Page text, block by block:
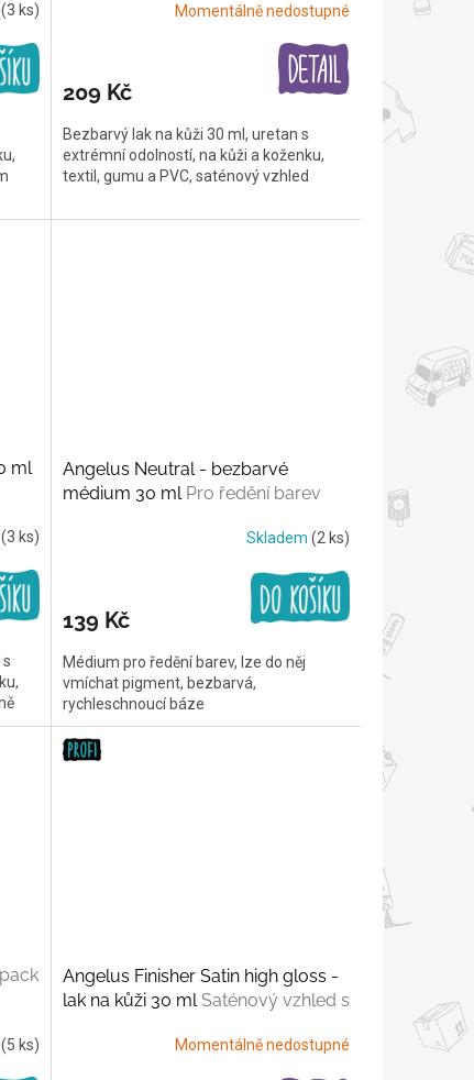
(3 ks) Momentálně nedostupné
209 Kč
Bezbarvý lak na kůži 30 ml, uretan s
extrémní odolností, na kůži a koženku,
textil, gumu a PVC, saténový vzhled
ml
(3 ks)
Angelus Neutral - bezbarvé
médium 30 ml Pro ředění barev
Skladem (2 ks)
139 Kč
Médium pro ředění barev, lze do něj
vmíchat pigment, bezbarvá,
rychleschnoucí báze
(5 ks)
Angelus Finisher Satin high gloss -
lak na kůži 30 mlSaténový vzhled s
Momentálně nedostupné